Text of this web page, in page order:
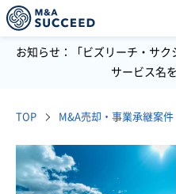
お知らせ：「ビズリーチ・サ
サービス名
TOP M&A売却・事業承継案件